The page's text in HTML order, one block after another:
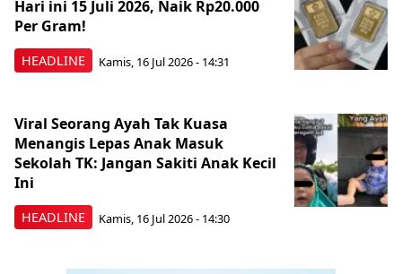
HEADLINE
Hari ini 15 Juli 2026, Naik Rp20.000
Per Gram!
Kamis, 16 Jul 2026 - 14:31
HEADLINE
Viral Seorang Ayah Tak Kuasa
Menangis Lepas Anak Masuk
Sekolah TK: Jangan Sakiti Anak Kecil
Ini
Kamis, 16 Jul 2026 - 14:30